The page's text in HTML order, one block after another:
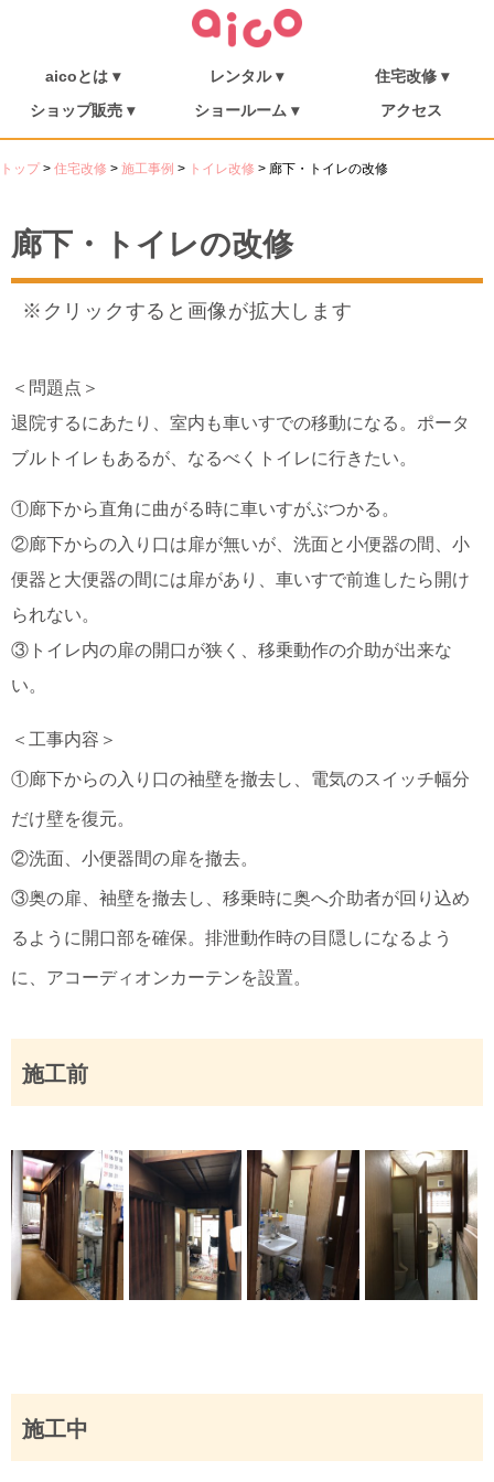
aicoとは ▾
aicoとは
介護保険について
福祉用具を探す
レンタル ▾
ご利用の流れ
介護リフト
消毒・メンテナンス
住宅改修 ▾
住宅改修
施工事例
ショップ販売 ▾
ショップ販売
シューフィッター
ミニむつき庵
ショールーム ▾
朝倉ショールーム
しまんとショールーム
アクセス
トップ > 住宅改修 > 施工事例 > トイレ改修 > 廊下・トイレの改修
廊下・トイレの改修
※クリックすると画像が拡大します
＜問題点＞
退院するにあたり、室内も車いすでの移動になる。ポータ
ブルトイレもあるが、なるべくトイレに行きたい。
①廊下から直角に曲がる時に車いすがぶつかる。
②廊下からの入り口は扉が無いが、洗面と小便器の間、小
便器と大便器の間には扉があり、車いすで前進したら開け
られない。
③トイレ内の扉の開口が狭く、移乗動作の介助が出来な
い。
＜工事内容＞
①廊下からの入り口の袖壁を撤去し、電気のスイッチ幅分
だけ壁を復元。
②洗面、小便器間の扉を撤去。
③奥の扉、袖壁を撤去し、移乗時に奥へ介助者が回り込め
るように開口部を確保。排泄動作時の目隠しになるよう
に、アコーディオンカーテンを設置。
施工前
施工中